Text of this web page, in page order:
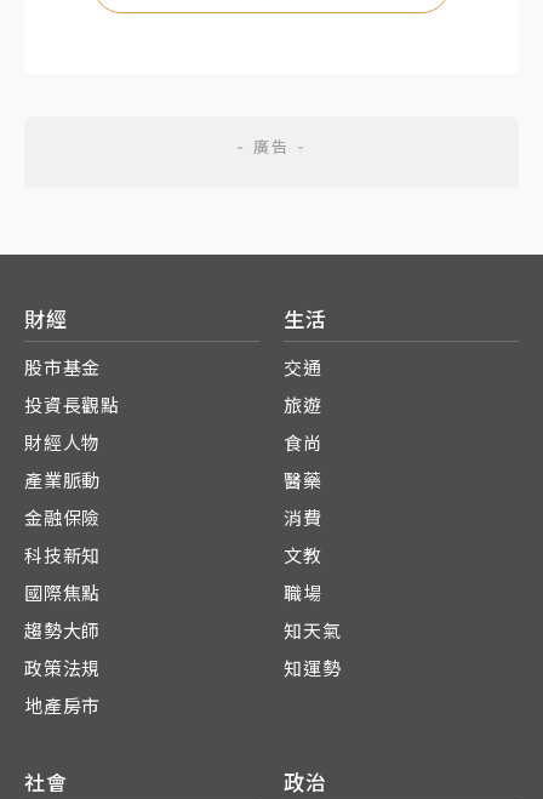
財經
股市基金
投資長觀點
財經人物
產業脈動
金融保險
科技新知
國際焦點
趨勢大師
政策法規
地產房市
生活
交通
旅遊
食尚
醫藥
消費
文教
職場
知天氣
知運勢
社會 政治